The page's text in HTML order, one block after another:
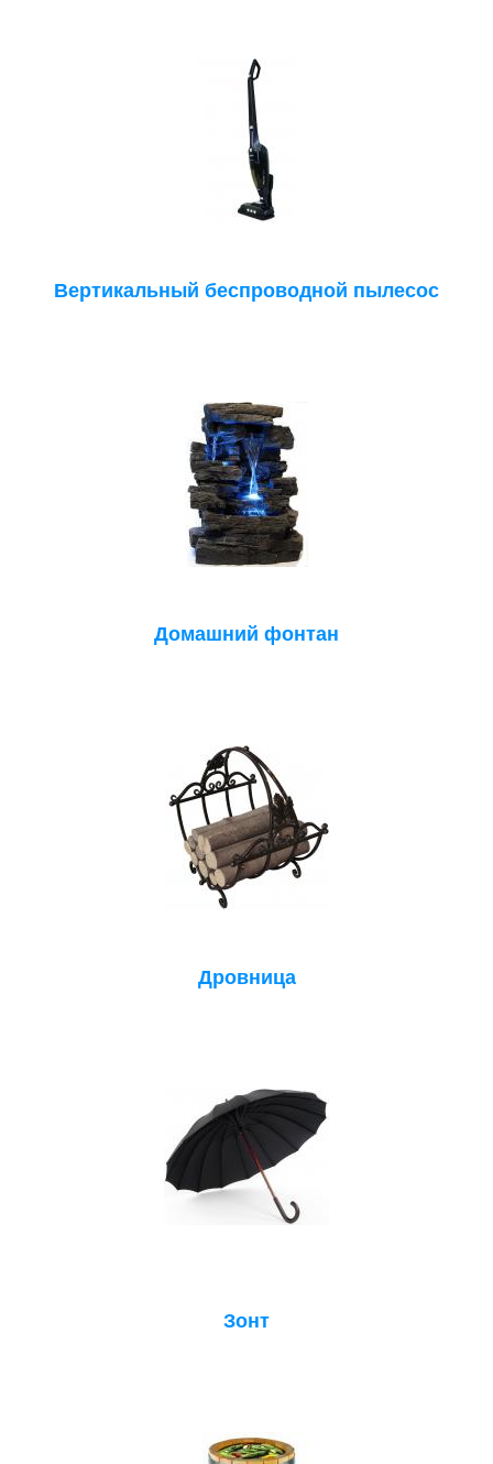
Вертикальный беспроводной пылесос
Домашний фонтан
Дровница
Зонт